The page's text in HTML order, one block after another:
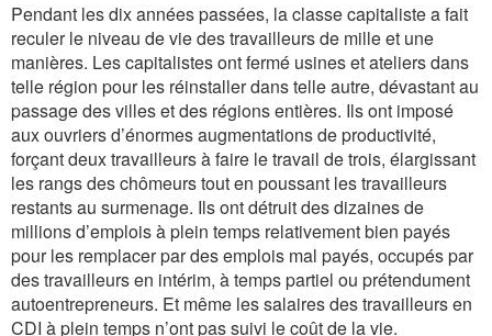
Pendant les dix années passées, la classe capitaliste a fait
reculer le niveau de vie des travailleurs de mille et une
manières. Les capitalistes ont fermé usines et ateliers dans
telle région pour les réinstaller dans telle autre, dévastant au
passage des villes et des régions entières. Ils ont imposé
aux ouvriers d’énormes augmentations de productivité,
forçant deux travailleurs à faire le travail de trois, élargissant
les rangs des chômeurs tout en poussant les travailleurs
restants au surmenage. Ils ont détruit des dizaines de
millions d’emplois à plein temps relativement bien payés
pour les remplacer par des emplois mal payés, occupés par
des travailleurs en intérim, à temps partiel ou prétendument
autoentrepreneurs. Et même les salaires des travailleurs en
CDI à plein temps n’ont pas suivi le coût de la vie.